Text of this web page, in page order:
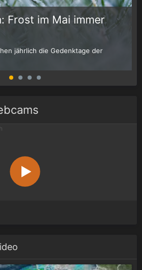
Frost im Mai immer
jährlich die Gedenktage der